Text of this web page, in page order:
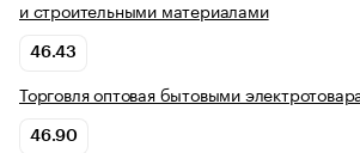
и строительными материалами
46.43
Торговля оптовая бытовыми
46.90